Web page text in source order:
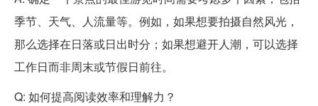
季节、天气、人流量等。例如，如果想要拍摄自然风光，
那么选择在日落或日出时分；如果想避开人潮，可以选择
工作日而非周末或节假日前往。
Q: 如何提高阅读效率和理解力？